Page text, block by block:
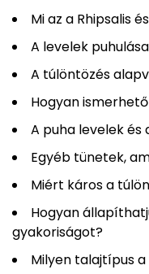
Mi az a Rhipsalis
A levelek
A túlöntözés
Hogyan
A puha levelek
Egyéb tünetek,
Miért káros a
Hogyan
gyakoriságot?
Milyen talajtípus